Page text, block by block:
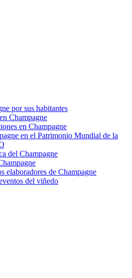
por sus habitantes
Champagne
en Champagne
en el Patrimonio Mundial de la
del Champagne
elaboradores de Champagne
del viñedo